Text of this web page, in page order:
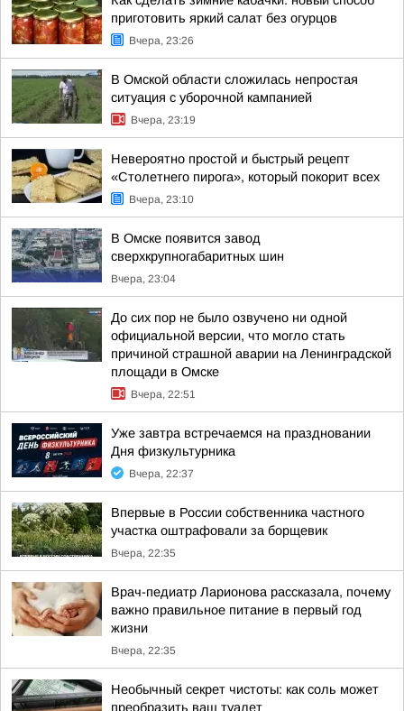
приготовить яркий салат без огурцов
Вчера, 23:26
В Омской области сложилась непростая
ситуация с уборочной кампанией
Вчера, 23:19
Невероятно простой и быстрый рецепт
«Столетнего пирога», который покорит всех
Вчера, 23:10
В Омске появится завод
сверхкрупногабаритных шин
Вчера, 23:04
До сих пор не было озвучено ни одной
официальной версии, что могло стать
причиной страшной аварии на Ленинградской
площади в Омске
Вчера, 22:51
Уже завтра встречаемся на праздновании
Дня физкультурника
Вчера, 22:37
Впервые в России собственника частного
участка оштрафовали за борщевик
Вчера, 22:35
Врач-педиатр Ларионова рассказала, почему
важно правильное питание в первый год
жизни
Вчера, 22:35
Необычный секрет чистоты: как соль может
преобразить ваш туалет